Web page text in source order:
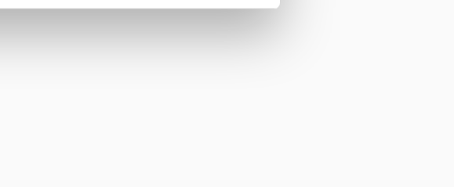
zodat operators veilig